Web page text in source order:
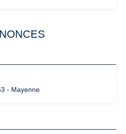
- Mayenne